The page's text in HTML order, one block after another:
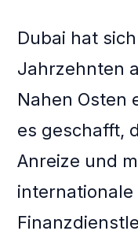
Dubai hat
Jahrzehnten
Nahen Osten
es geschafft,
Anreize und
internationale